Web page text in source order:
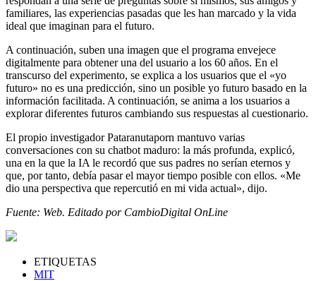
familiares, las experiencias pasadas que les han marcado y la vida
ideal que imaginan para el futuro.
A continuación, suben una imagen que el programa envejece
digitalmente para obtener una del usuario a los 60 años. En el
transcurso del experimento, se explica a los usuarios que el «yo
futuro» no es una predicción, sino un posible yo futuro basado en la
información facilitada. A continuación, se anima a los usuarios a
explorar diferentes futuros cambiando sus respuestas al cuestionario.
El propio investigador Pataranutaporn mantuvo varias
conversaciones con su chatbot maduro: la más profunda, explicó,
una en la que la IA le recordó que sus padres no serían eternos y
que, por tanto, debía pasar el mayor tiempo posible con ellos. «Me
dio una perspectiva que repercutió en mi vida actual», dijo.
Fuente: Web. Editado por CambioDigital OnLine
ETIQUETAS
MIT